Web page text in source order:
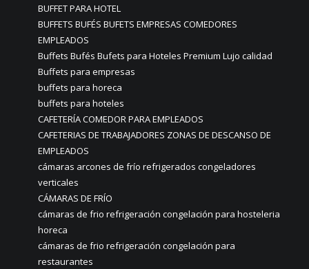
BUFFET PARA HOTEL
BUFFETS BUFÉS BUFETS EMPRESAS COMEDORES
EMPLEADOS
Buffets Bufés Bufets para Hoteles Premium Lujo calidad
Buffets para empresas
buffets para horeca
buffets para hoteles
CAFETERÍA COMEDOR PARA EMPLEADOS
CAFETERIAS DE TRABAJADORES ZONAS DE DESCANSO DE
EMPLEADOS
cámaras arcones de frío refrigerados congeladores
verticales
CÁMARAS DE FRÍO
cámaras de frio refrigeración congelación para hosteleria
horeca
cámaras de frio refrigeración congelación para
restaurantes